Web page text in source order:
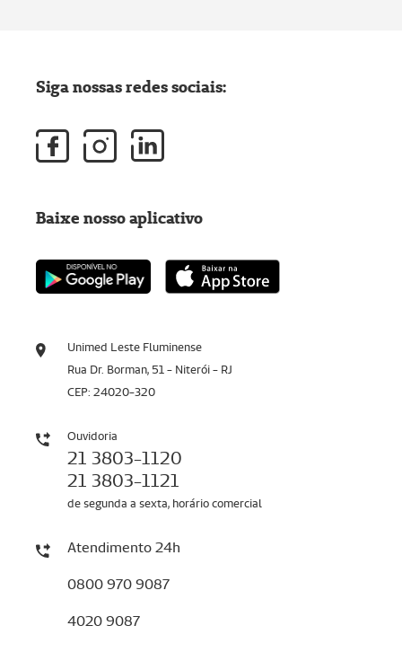
Unimed Leste Fluminense
Rua Dr. Borman, 51 - Niterói - RJ
CEP: 24020-320
Ouvidoria
21 3803-1120
21 3803-1121
de segunda a sexta, horário comercial
Atendimento 24h
0800 970 9087
4020 9087
Siga nossas redes sociais:
Baixe nosso aplicativo